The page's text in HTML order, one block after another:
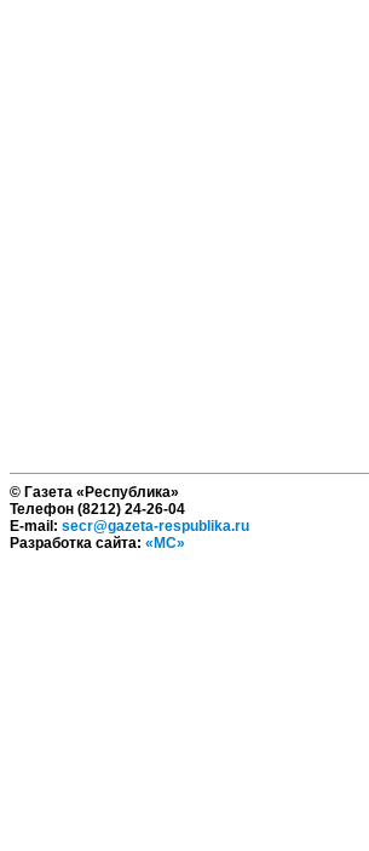
© Газета «Республика»
Телефон (8212) 24-26-04
E-mail: secr@gazeta-respublika.ru
Разработка сайта: «МС»